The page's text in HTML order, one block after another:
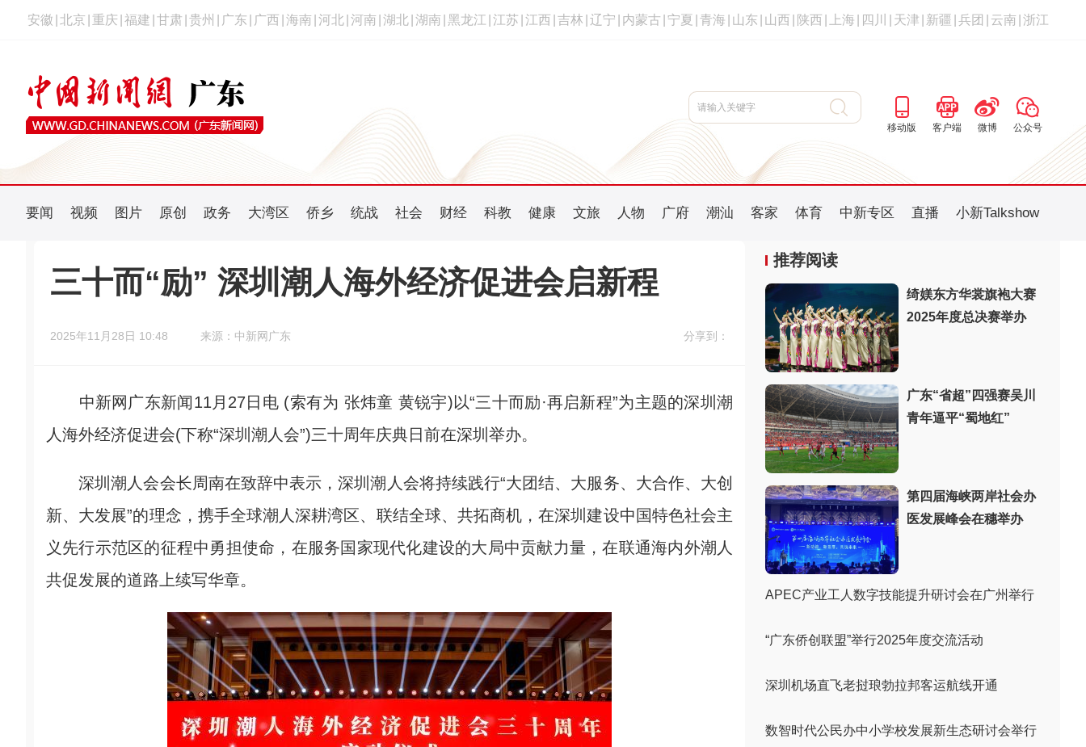
安徽 北京 重庆 福建 甘肃 贵州 广东 广西 海南 河北 河南 湖北 湖南 黑龙江 江苏 江西 吉林 辽宁 内蒙古 宁夏 青海 山东 山西 陕西 上海 四川 天津 新疆 兵团 云南 浙江
移动版 客户端 微博 公众号
要闻 视频 图片 原创 政务 大湾区 侨乡 统战 社会 财经 科教 健康 文旅 人物 广府 潮汕 客家 体育 中新专区 直播 小新Talkshow
三十而“励” 深圳潮人海外经济促进会启新程
2025年11月28日 10:48 来源：中新网广东 分享到：
中新网广东新闻11月27日电 (索有为 张炜童 黄锐宇)以“三十而励·再启新程”为主题的深圳潮
人海外经济促进会(下称“深圳潮人会”)三十周年庆典日前在深圳举办。
深圳潮人会会长周南在致辞中表示，深圳潮人会将持续践行“大团结、大服务、大合作、大创
新、大发展”的理念，携手全球潮人深耕湾区、联结全球、共拓商机，在深圳建设中国特色社会主
义先行示范区的征程中勇担使命，在服务国家现代化建设的大局中贡献力量，在联通海内外潮人
共促发展的道路上续写华章。
推荐阅读
绮媄东方华裳旗袍大赛
2025年度总决赛举办
广东“省超”四强赛吴川
青年逼平“蜀地红”
第四届海峡两岸社会办
医发展峰会在穗举办
APEC产业工人数字技能提升研讨会在广州举行
“广东侨创联盟”举行2025年度交流活动
深圳机场直飞老挝琅勃拉邦客运航线开通
数智时代公民办中小学校发展新生态研讨会举行